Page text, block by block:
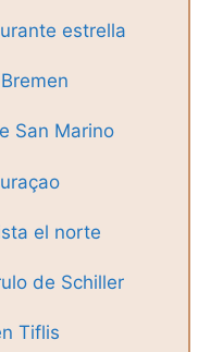
estrella
San Marino
el norte
de Schiller
Tiflis